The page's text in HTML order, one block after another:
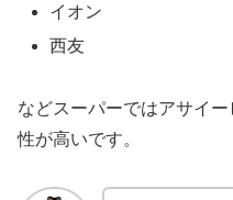
イオン
西友
などスーパーではアサイ
性が高いです。